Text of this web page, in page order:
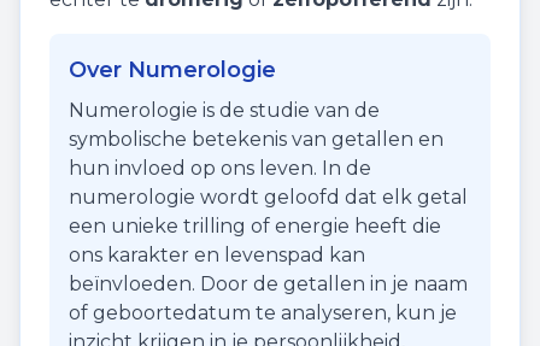
Over Numerologie
Numerologie is de studie van de
symbolische betekenis van getallen en
hun invloed op ons leven. In de
numerologie wordt geloofd dat elk getal
een unieke trilling of energie heeft die
ons karakter en levenspad kan
beïnvloeden. Door de getallen in je naam
of geboortedatum te analyseren, kun je